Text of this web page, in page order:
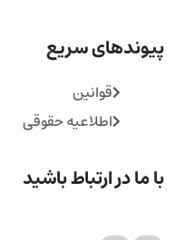
پیوندهای سریع
قوانین
اطلاعیه حقوقی
با ما در ارتباط باشید